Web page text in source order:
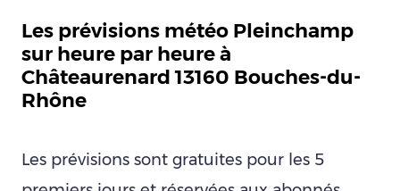
Les prévisions météo Pleinchamp
sur heure par heure à
Châteaurenard 13160 Bouches-du-
Rhône
Les prévisions sont gratuites pour les 5